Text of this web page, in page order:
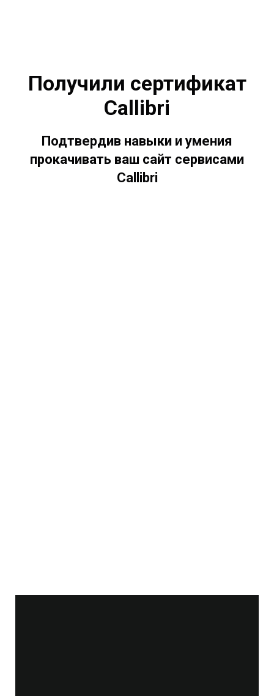
Получили сертификат
Callibri
Подтвердив навыки и умения
прокачивать ваш сайт сервисами
Callibri